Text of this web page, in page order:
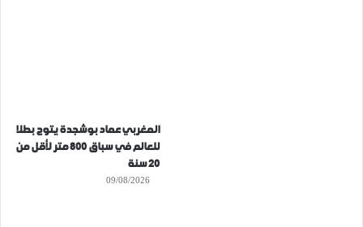
المغربي عماد بوشجدة يتوج بطلا
للعالم في سباق 800 متر لأقل من
20 سنة
09/08/2026